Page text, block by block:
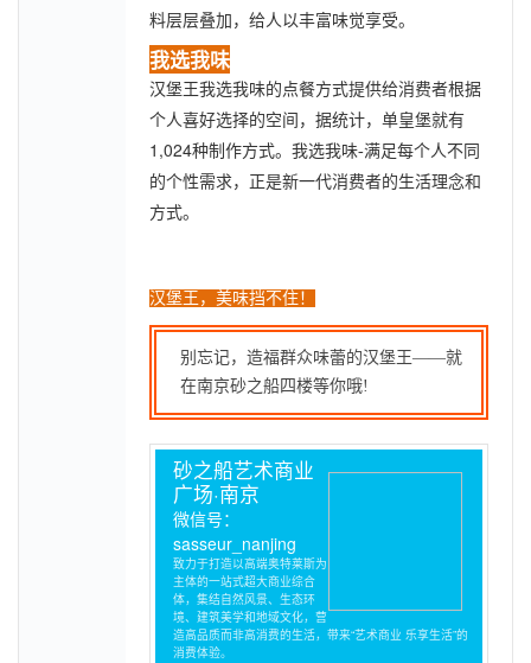
料层层叠加，给人以丰富味觉享受。
我选我味
汉堡王我选我味的点餐方式提供给消费者根据
个人喜好选择的空间，据统计，单皇堡就有
1,024种制作方式。 我选我味-满足每个人不同
的个性需求，正是新一代消费者的生活理念和
方式。
汉堡王，美味挡不住！
别忘记，造福群众味蕾的汉堡王——就
在南京砂之船四楼等你哦!
砂之船艺术商业
广场·南京
微信号：
sasseur_nanjing
致力于打造以高端奥特莱斯为
主体的一站式超大商业综合
体，集结自然风景、生态环
境、建筑美学和地域文化，营
造高品质而非高消费的生活，带来“艺术商业 乐享生活”的
消费体验。